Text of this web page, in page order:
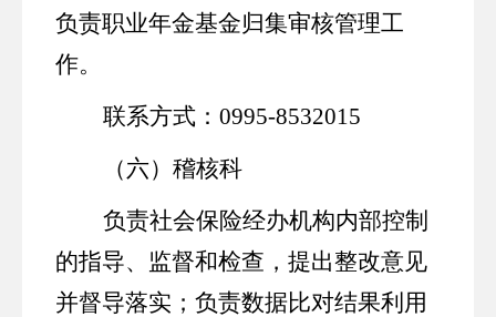
负责职业年金基金归集审核管理工
作。
联系方式： 0995-8532015
（六）稽核科
负责社会保险经办机构内部控制
的指导、监督和检查，提出整改意见
并督导落实 ； 负责数据比对结果利用